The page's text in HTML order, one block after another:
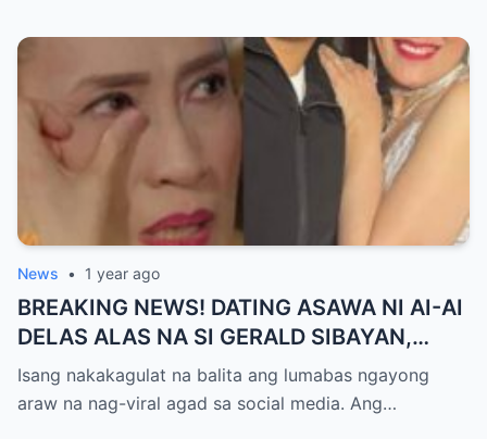
SHOCKED sa Lihim na Girian!
News • 1 year ago
BREAKING NEWS! DATING ASAWA NI AI-AI
DELAS ALAS NA SI GERALD SIBAYAN,
TIMBOG SA MILYON-MILYONG PERANG
NILIMAS UMANO! Showbiz World
Isang nakakagulat na balita ang lumabas ngayong
araw na nag-viral agad sa social media. Ang…